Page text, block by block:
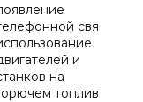
связи,
и
на
топливе